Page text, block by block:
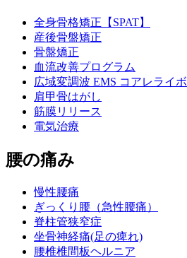
全身骨格矯正【SPAT】
産後骨盤矯正
骨盤矯正
血流改善プログラム
広域変調波 EMS コアレライボ
肩甲骨はがし
筋膜リリース
電気治療
腰の痛み
慢性腰痛
ぎっくり腰（急性腰痛）
脊柱管狭窄症
坐骨神経痛(足の痺れ)
腰椎椎間板ヘルニア